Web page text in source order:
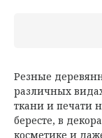
Резные
различных
ткани и печати
бересте, в
косметике и